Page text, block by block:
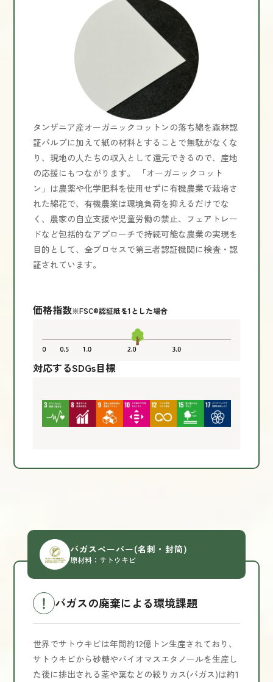
タンザニア産オーガニックコットンの落ち綿を森林認
証パルプに加えて紙の材料とすることで無駄がなくな
り、現地の人たちの収入として還元できるので、産地
の応援にもつながります。 「オーガニックコット
ン」は農薬や化学肥料を使用せずに有機農業で栽培さ
れた綿花で、有機農業は環境負荷を抑えるだけでな
く、農家の自立支援や児童労働の禁止、フェアトレー
ドなど包括的なアプローチで持続可能な農業の実現を
目的として、全プロセスで第三者認証機関に検査・認
証されています。
価格指数※FSC®認証紙を1とした場合
対応するSDGs目標
バガスペーパー(名刺・封筒)
原材料：サトウキビ
バガスの廃棄による環境課題
世界でサトウキビは年間約12億トン生産されており、
サトウキビから砂糖やバイオマスエタノールを生産し
た後に排出される茎や葉などの絞りカス(バガス)は約1